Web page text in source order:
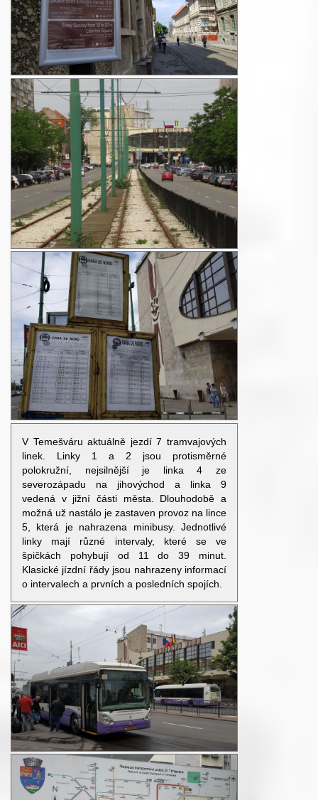
V Temešváru aktuálně jezdí 7 tramvajových
linek. Linky 1 a 2 jsou protisměrné
polokružní, nejsilnější je linka 4 ze
severozápadu na jihovýchod a linka 9
vedená v jižní části města. Dlouhodobě a
možná už nastálo je zastaven provoz na lince
5, která je nahrazena minibusy. Jednotlivé
linky mají různé intervaly, které se ve
špičkách pohybují od 11 do 39 minut.
Klasické jízdní řády jsou nahrazeny informací
o intervalech a prvních a posledních spojích.